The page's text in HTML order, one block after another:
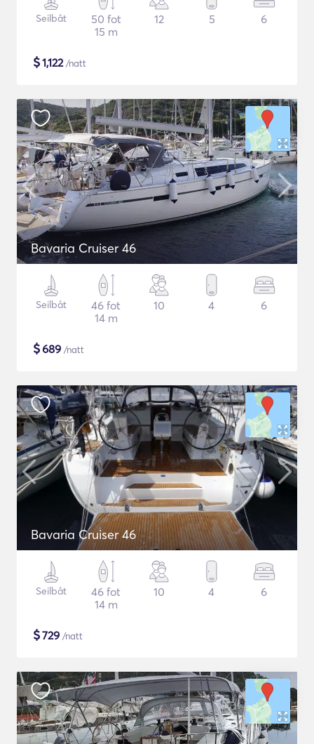
Seilbåt
50 fot
15 m
12 5 6
$1,122/natt
Bavaria Cruiser 46
Seilbåt
46 fot
14 m
10 4 6
$689 /natt
Bavaria Cruiser 46
Seilbåt
46 fot
14 m
10 4 6
$729 /natt